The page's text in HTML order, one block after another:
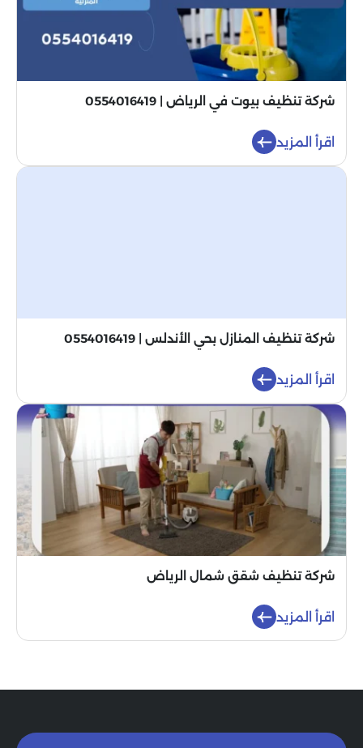
شركة تنظيف بيوت في الرياض | 0554016419
اقرأ المزيد
شركة تنظيف المنازل بحي الأندلس | 0554016419
اقرأ المزيد
شركة تنظيف شقق شمال الرياض
اقرأ المزيد